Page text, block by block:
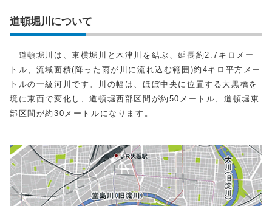
道頓堀川について
道頓堀川は、東横堀川と木津川を結ぶ、延長約2.7キロメー
トル、流域面積(降った雨が川に流れ込む範囲)約4キロ平方メー
トルの一級河川です。川の幅は、ほぼ中央に位置する大黒橋を
境に東西で変化し、道頓堀西部区間が約50メートル、道頓堀東
部区間が約30メートルになります。